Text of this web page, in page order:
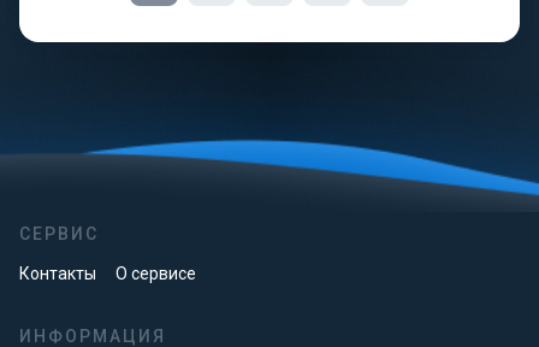
СЕРВИС
Контакты О сервисе
ИНФОРМАЦИЯ